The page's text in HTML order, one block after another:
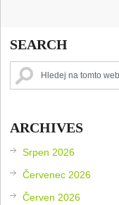
SEARCH
ARCHIVES
Srpen 2026
Červenec 2026
Červen 2026